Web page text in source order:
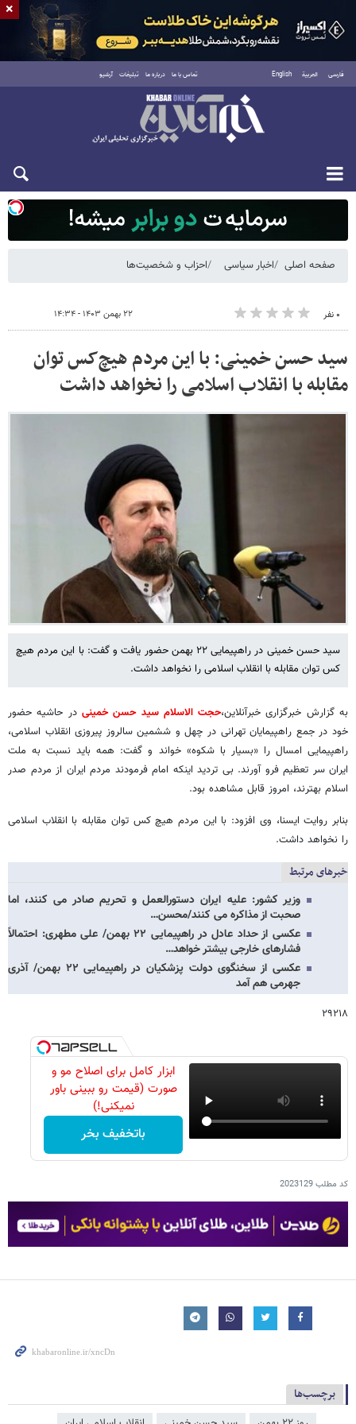
فارسی العربية English تماس با ما درباره ما تبلیغات آرشیو
شنبه ۱۷ مرداد ۱۴۰۵
صفحه اصلی اخبار سیاسی احزاب و شخصیت‌ها
۰ نفر ۲۲ بهمن ۱۴۰۳ - ۱۴:۳۴
سید حسن خمینی: با این مردم هیچ‌کس توان
مقابله با انقلاب اسلامی را نخواهد داشت
سید حسن خمینی در راهپیمایی ۲۲ بهمن حضور یافت و گفت: با این مردم هیچ
کس توان مقابله با انقلاب اسلامی را نخواهد داشت.
به گزارش خبرگزاری خبرآنلاین،حجت الاسلام سید حسن خمینی در حاشیه حضور
خود در جمع راهپیمایان تهرانی در چهل و ششمین سالروز پیروزی انقلاب اسلامی،
راهپیمایی امسال را «بسیار با شکوه» خواند و گفت: همه باید نسبت به ملت
ایران سر تعظیم فرو آورند. بی تردید اینکه امام فرمودند مردم ایران از مردم صدر
اسلام بهترند، امروز قابل مشاهده بود.
بنابر روایت ایسنا، وی افزود: با این مردم هیچ کس توان مقابله با انقلاب اسلامی
را نخواهد داشت.
خبرهای مرتبط
وزیر کشور: علیه ایران دستورالعمل و تحریم صادر می کنند، اما
صحبت از مذاکره می کنند/محسن…
عکسی از حداد عادل در راهپیمایی ۲۲ بهمن/ علی مطهری: احتمالاً
فشارهای خارجی بیشتر خواهد…
عکسی از سخنگوی دولت پزشکیان در راهپیمایی ۲۲ بهمن/ آذری
جهرمی هم آمد
۲۹۲۱۸
ابزار کامل برای اصلاح مو و
صورت (قیمت رو ببینی باور
نمیکنی!)
باتخفیف بخر
کد مطلب2023129
برچسب‌ها
×